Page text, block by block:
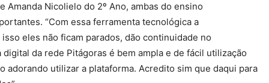
Nicolielo do 2º Ano, ambas do ensino
“Com essa ferramenta tecnológica a
eles não ficam parados, dão continuidade no
da rede Pitágoras é bem ampla e de fácil utilização
adorando utilizar a plataforma. Acredito sim que daqui para